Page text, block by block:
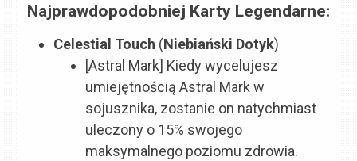
Najprawdopodobniej Karty Legendarne:
Celestial Touch (Niebiański Dotyk)
[Astral Mark] Kiedy wycelujesz
umiejętnością Astral Mark w
sojusznika, zostanie on natychmiast
uleczony o 15% swojego
maksymalnego poziomu zdrowia.